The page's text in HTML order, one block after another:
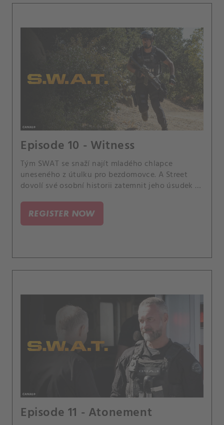
Episode 10 - Witness
Tým SWAT se snaží najít mladého chlapce
uneseného z útulku pro bezdomovce. A Street
dovolí své osobní historii zatemnit jeho úsudek v
ohledně své duchovní víry.
REGISTER NOW
Episode 11 - Atonement